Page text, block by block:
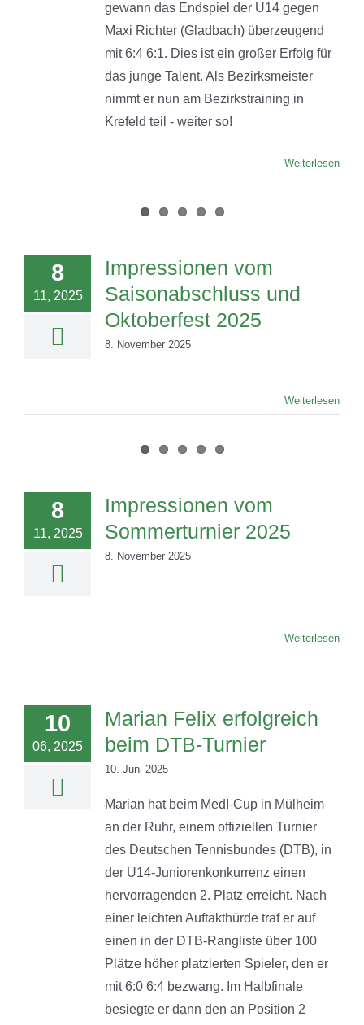
gewann das Endspiel der U14 gegen
Maxi Richter (Gladbach) überzeugend
mit 6:4 6:1. Dies ist ein großer Erfolg für
das junge Talent. Als Bezirksmeister
nimmt er nun am Bezirkstraining in
Krefeld teil - weiter so!
Weiterlesen
8
11, 2025
Impressionen vom
Saisonabschluss und
Oktoberfest 2025
8. November 2025
Weiterlesen
8
11, 2025
Impressionen vom
Sommerturnier 2025
8. November 2025
Weiterlesen
10
06, 2025
Marian Felix erfolgreich
beim DTB-Turnier
10. Juni 2025
Marian hat beim MedI-Cup in Mülheim
an der Ruhr, einem offiziellen Turnier
des Deutschen Tennisbundes (DTB), in
der U14-Juniorenkonkurrenz einen
hervorragenden 2. Platz erreicht. Nach
einer leichten Auftakthürde traf er auf
einen in der DTB-Rangliste über 100
Plätze höher platzierten Spieler, den er
mit 6:0 6:4 bezwang. Im Halbfinale
besiegte er dann den an Position 2